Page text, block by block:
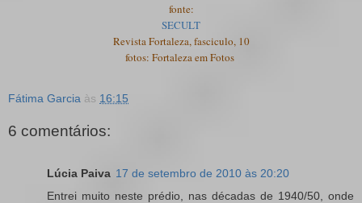
fonte:
SECULT
Revista Fortaleza, fasciculo, 10
fotos: Fortaleza em Fotos
Fátima Garcia às 16:15
6 comentários:
Lúcia Paiva 17 de setembro de 2010 às 20:20
Entrei muito neste prédio, nas décadas de 1940/50, onde